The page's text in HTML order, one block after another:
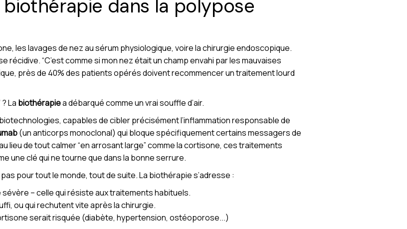
dans la polypose
les lavages de nez au sérum physiologique, voire la chirurgie endoscopique.
“C’est comme si mon nez était un champ envahi par les mauvaises
près de 40% des patients opérés doivent recommencer un traitement lourd
La biothérapiea débarqué comme un vrai souffle d’air.
capables de cibler précisément l’inflammation responsable de
(un anticorps monoclonal) qui bloque spécifiquement certains messagers de
lieu de tout calmer “en arrosant large” comme la cortisone, ces traitements
une clé qui ne tourne que dans la bonne serrure.
pour tout le monde, tout de suite. La biothérapie s’adresse :
– celle qui résiste aux traitements habituels.
ou qui rechutent vite après la chirurgie.
serait risquée (diabète, hypertension, ostéoporose...)